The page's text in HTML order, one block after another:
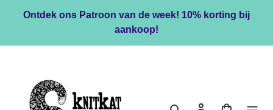
content
Ontdek ons Patroon van de week! 10% korting bij
aankoop!
Zoeken Inloggen